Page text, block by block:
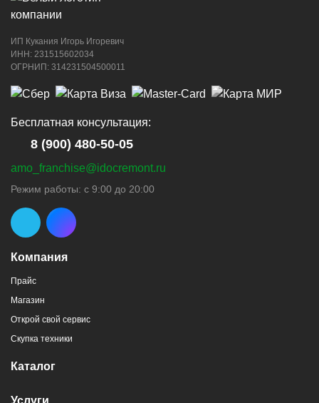
ИП Кукания Игорь Игоревич
ИНН: 231515602034
ОГРНИП: 314231504500011
Компания
Прайс
Магазин
Открой свой сервис
Скупка техники
Каталог
Бесплатная консультация:
8 (900) 480-50-05
amo_franchise@idocremont.ru
Режим работы: с 9:00 до 20:00